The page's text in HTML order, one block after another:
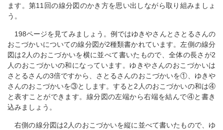
ます。第11回の線分図のかき方を思い出しながら取り組みましょ
う。
198ページを見てみましょう。例ではゆきやさんとさとるさんの
おこづかいについての線分図が2種類書かれています。左側の線分
図は2人のおこづかいを横に並べて書いたもので、全体の長さが2
人のおこづかいの和になっています。ゆきやさんのおこづかいは
さとるさんの3倍ですから、さとるさんのおこづかいを①、ゆきや
さんのおこづかいを③とします。すると2人のおこづかいの和は④
と表すことができます。線分図の左端から右端を結んで④と書き
込みましょう。
右側の線分図は2人のおこづかいを縦に並べて書いたもので、ゆ